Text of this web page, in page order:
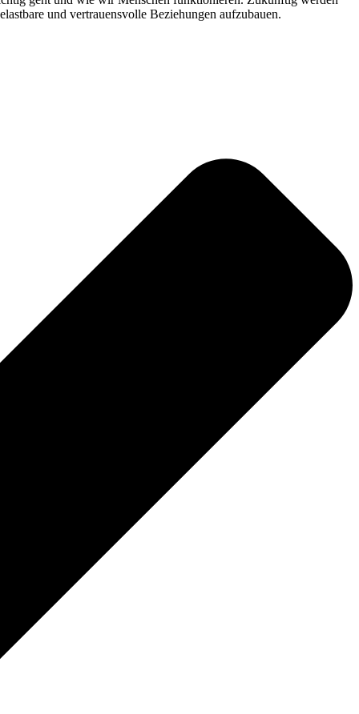
und vertrauensvolle Beziehungen aufzubauen.